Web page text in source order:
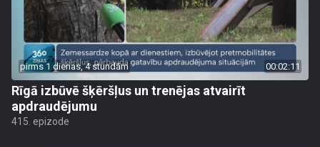
pirms 1 dienas, 4 stundām 00:02:11
Rīgā izbūvē šķēršļus un trenējas atvairīt
apdraudējumu
415. epizode